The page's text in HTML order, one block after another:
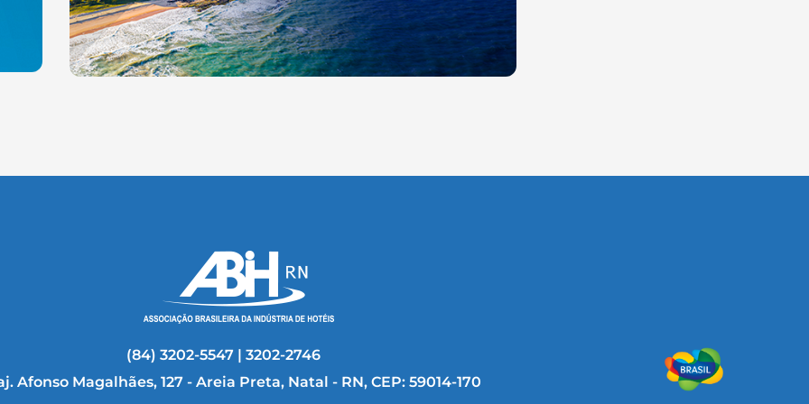
(84) 3202-5547 | 3202-2746
Afonso Magalhães, 127 - Areia Preta, Natal - RN, CEP: 59014-170